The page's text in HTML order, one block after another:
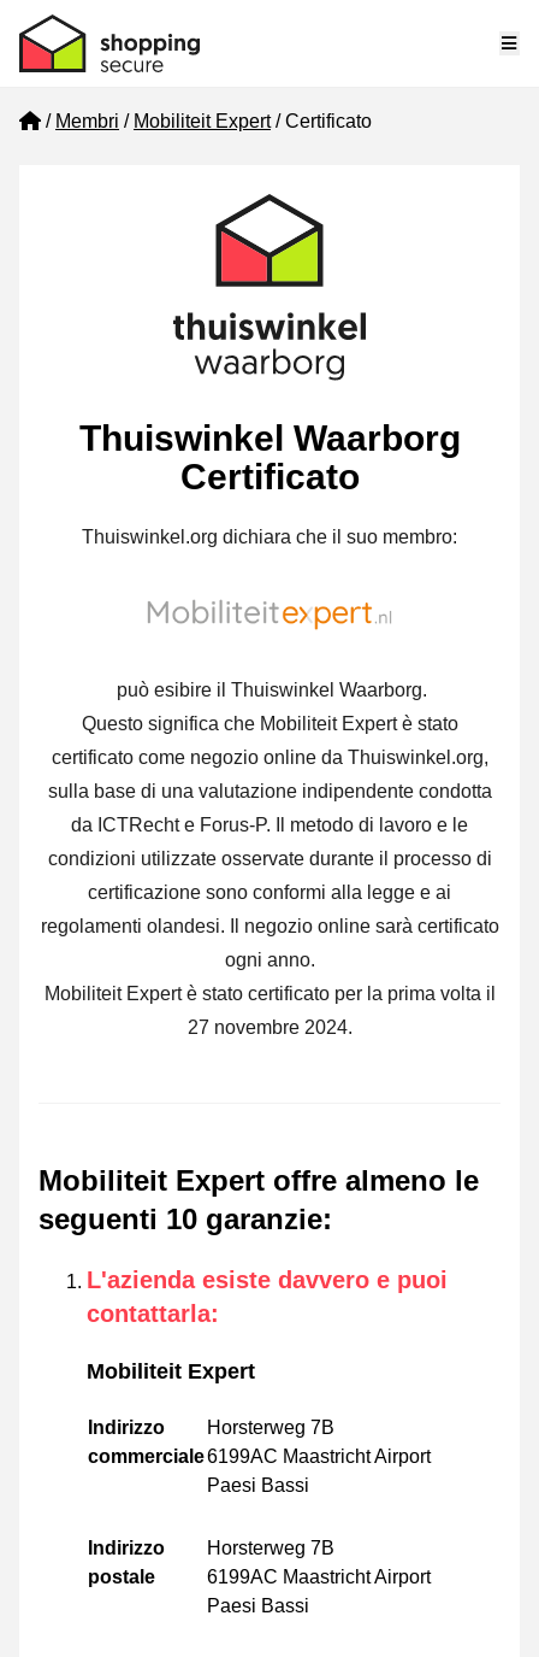
Home
Membri Mobiliteit Expert Certificato
Thuiswinkel Waarborg
Certificato
Thuiswinkel.org dichiara che il suo membro:
può esibire il Thuiswinkel Waarborg.
Questo significa che Mobiliteit Expert è stato
certificato come negozio online da Thuiswinkel.org,
sulla base di una valutazione indipendente condotta
da ICTRecht e Forus-P. Il metodo di lavoro e le
condizioni utilizzate osservate durante il processo di
certificazione sono conformi alla legge e ai
regolamenti olandesi. Il negozio online sarà certificato
ogni anno.
Mobiliteit Expert è stato certificato per la prima volta il
27 novembre 2024.
Mobiliteit Expert offre almeno le
seguenti 10 garanzie:
L'azienda esiste davvero e puoi
contattarla:
Mobiliteit Expert
Indirizzo
commerciale
Horsterweg 7B
6199AC Maastricht Airport
Paesi Bassi
Indirizzo
postale
Horsterweg 7B
6199AC Maastricht Airport
Paesi Bassi